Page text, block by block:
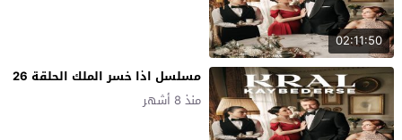
02:11:50
مسلسل اذا خسر الملك الحلقة 26
منذ 8 أشهر